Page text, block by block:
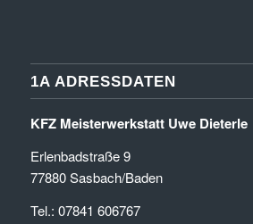
1A ADRESSDATEN
KFZ Meisterwerkstatt Uwe Dieterle
Erlenbadstraße 9
77880 Sasbach/Baden
Tel.: 07841 606767